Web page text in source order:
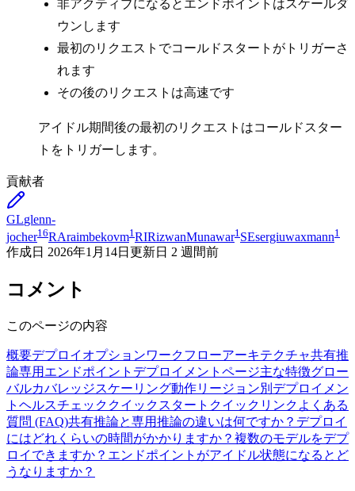
非アクティブになるとエンドポイントはスケールダ
ウンします
最初のリクエストでコールドスタートがトリガーさ
れます
その後のリクエストは高速です
アイドル期間後の最初のリクエストはコールドスター
トをトリガーします。
貢献者
GLglenn-
jocher16RAraimbekovm1 RIRizwanMunawar1 SEsergiuwaxmann1
作成日 2026年1月14日 更新日 2 週間前
コメント
このページの内容
概要デプロイオプションワークフローアーキテクチャ共有推
論専用エンドポイント デプロイメントページ主な特徴グロー
バルカバレッジスケーリング動作リージョン別デプロイメン
ト ヘルスチェック クイックスタート クイックリンク よくある
質問 (FAQ)共有推論と専用推論の違いは何ですか？ デプロイ
にはどれくらいの時間がかかりますか？ 複数のモデルをデプ
ロイできますか？ エンドポイントがアイドル状態になるとど
うなりますか？